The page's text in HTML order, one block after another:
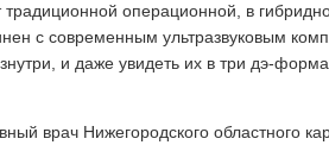
традиционной операционной, в
с современным ультразвуковым
и даже увидеть их в три дэ-
врач Нижегородского областного